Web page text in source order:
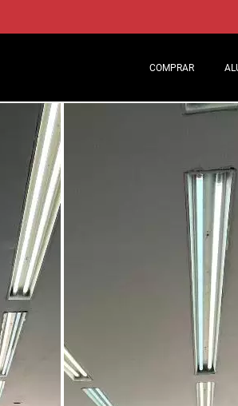
COMPRAR